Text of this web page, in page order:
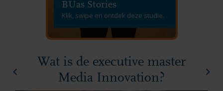
BUas Stories
Klik, swipe en ontdek deze studie.
Wat is de executive master
Media Innovation?